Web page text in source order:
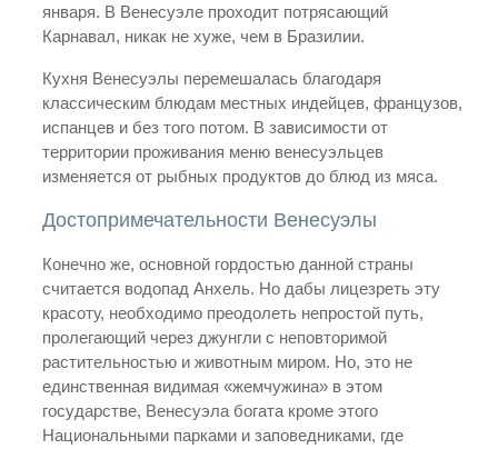
января. В Венесуэле проходит потрясающий
Карнавал, никак не хуже, чем в Бразилии.
Кухня Венесуэлы перемешалась благодаря
классическим блюдам местных индейцев, французов,
испанцев и без того потом. В зависимости от
территории проживания меню венесуэльцев
изменяется от рыбных продуктов до блюд из мяса.
Достопримечательности Венесуэлы
Конечно же, основной гордостью данной страны
считается водопад Анхель. Но дабы лицезреть эту
красоту, необходимо преодолеть непростой путь,
пролегающий через джунгли с неповторимой
растительностью и животным миром. Но, это не
единственная видимая «жемчужина» в этом
государстве, Венесуэла богата кроме этого
Национальными парками и заповедниками, где